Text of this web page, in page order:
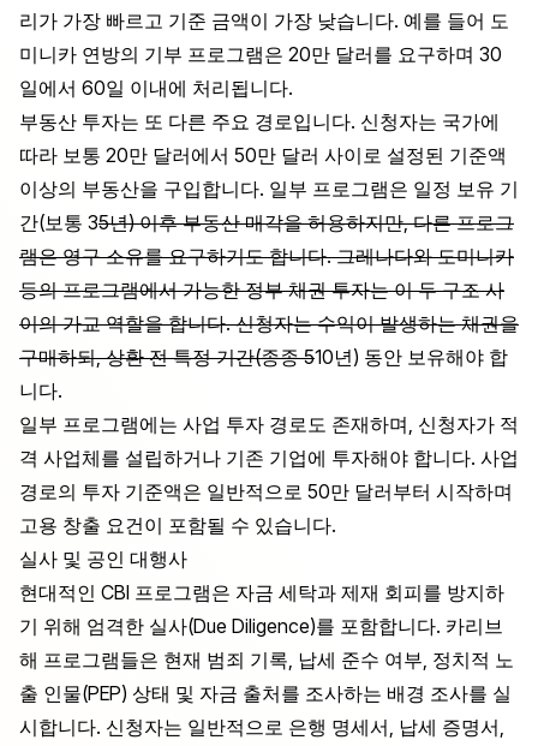
리가 가장 빠르고 기준 금액이 가장 낮습니다. 예를 들어 도
미니카 연방의 기부 프로그램은 20만 달러를 요구하며 30
일에서 60일 이내에 처리됩니다.
부동산 투자는 또 다른 주요 경로입니다. 신청자는 국가에
따라 보통 20만 달러에서 50만 달러 사이로 설정된 기준액
이상의 부동산을 구입합니다. 일부 프로그램은 일정 보유 기
간(보통 35년) 이후 부동산 매각을 허용하지만, 다른 프로그
램은 영구 소유를 요구하기도 합니다. 그레나다와 도미니카
등의 프로그램에서 가능한 정부 채권 투자는 이 두 구조 사
이의 가교 역할을 합니다. 신청자는 수익이 발생하는 채권을
구매하되, 상환 전 특정 기간(종종 510년) 동안 보유해야 합
니다.
일부 프로그램에는 사업 투자 경로도 존재하며, 신청자가 적
격 사업체를 설립하거나 기존 기업에 투자해야 합니다. 사업
경로의 투자 기준액은 일반적으로 50만 달러부터 시작하며
고용 창출 요건이 포함될 수 있습니다.
실사 및 공인 대행사
현대적인 CBI 프로그램은 자금 세탁과 제재 회피를 방지하
기 위해 엄격한 실사(Due Diligence)를 포함합니다. 카리브
해 프로그램들은 현재 범죄 기록, 납세 준수 여부, 정치적 노
출 인물(PEP) 상태 및 자금 출처를 조사하는 배경 조사를 실
시합니다. 신청자는 일반적으로 은행 명세서, 납세 증명서,